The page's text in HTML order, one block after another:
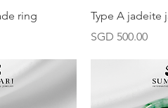
覽 ring
快
Type A jadeite
價格
SGD 500.00